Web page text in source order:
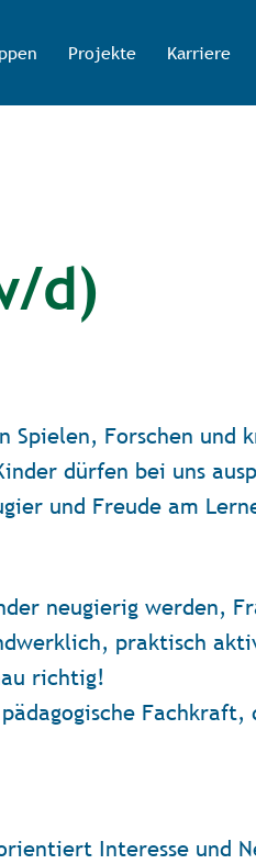
Projekte Karriere
d)
Forschen und
dürfen bei uns
und Freude am
neugierig werden,
praktisch
richtig!
Fachkraft,
Interesse und